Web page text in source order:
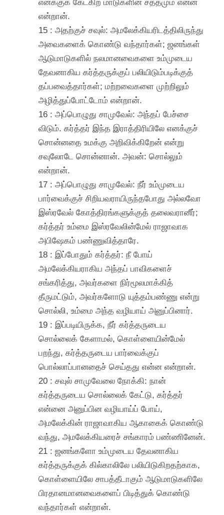
என்றான்.
15 : அதற்குச் சவுல்: அமலேக்கியரிடத்திலிருந்து
அவைகளைக் கொண்டு வந்தார்கள்; ஜனங்கள்
ஆடுமாடுகளில் நலமானவைகளை உம்முடைய
தேவனாகிய கர்த்தருக்குப் பலியிடும்படிக்குத்
தப்பவைத்தார்கள்; மற்றவைகளை முற்றிலும்
அழித்துப்போட்டோம் என்றான்.
16 : அப்பொழுது சாமுவேல்: அந்தப் பேச்சை
விடும். கர்த்தர் இந்த இராத்திரியிலே எனக்குச்
சொன்னதை உமக்கு அறிவிக்கிறேன் என்று
சவுலோடே சொன்னான். அவன்: சொல்லும்
என்றான்.
17 : அப்பொழுது சாமுவேல்: நீர் உம்முடைய
பார்வைக்குச் சிறியவராயிருந்தபோது அல்லவோ
இஸ்ரவேல் கோத்திரங்களுக்குத் தலைவரானீர்;
கர்த்தர் உம்மை இஸ்ரவேலின்மேல் ராஜாவாக
அபிஷேகம் பண்ணுவித்தாரே.
18 : இப்போதும் கர்த்தர்: நீ போய்
அமலேக்கியராகிய அந்தப் பாவிகளைச்
சங்கரித்து, அவர்களை நிர்மூலமாக்கித்
தீருமட்டும், அவர்களோடு யுத்தம்பண்ணு என்று
சொல்லி, உம்மை அந்த வழியாய் அனுப்பினார்.
19 : இப்படியிருக்க, நீர் கர்த்தருடைய
சொல்லைக் கேளாமல், கொள்ளையின்மேல்
பறந்து, கர்த்தருடைய பார்வைக்குப்
பொல்லாப்பானதைச் செய்தது என்ன என்றான்.
20 : சவுல் சாமுவேலை நோக்கி: நான்
கர்த்தருடைய சொல்லைக் கேட்டு, கர்த்தர்
என்னை அனுப்பின வழியாய்ப் போய்,
அமலேக்கின் ராஜாவாகிய ஆகாகைக் கொண்டு
வந்து, அமலேக்கியரைச் சங்காரம் பண்ணினேன்.
21 : ஜனங்களோ உம்முடைய தேவனாகிய
கர்த்தருக்குக் கில்காலிலே பலியிடுகிறதற்காக,
கொள்ளையிலே சாபத்தீடாகும் ஆடுமாடுகளிலே
பிரதானமானவைகளைப் பிடித்துக் கொண்டு
வந்தார்கள் என்றான்.